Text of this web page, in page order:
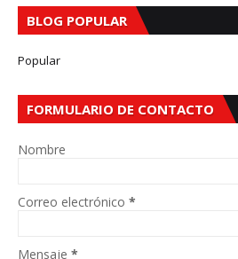
BLOG POPULAR
Popular
FORMULARIO DE CONTACTO
Nombre
Correo electrónico *
Mensaje *